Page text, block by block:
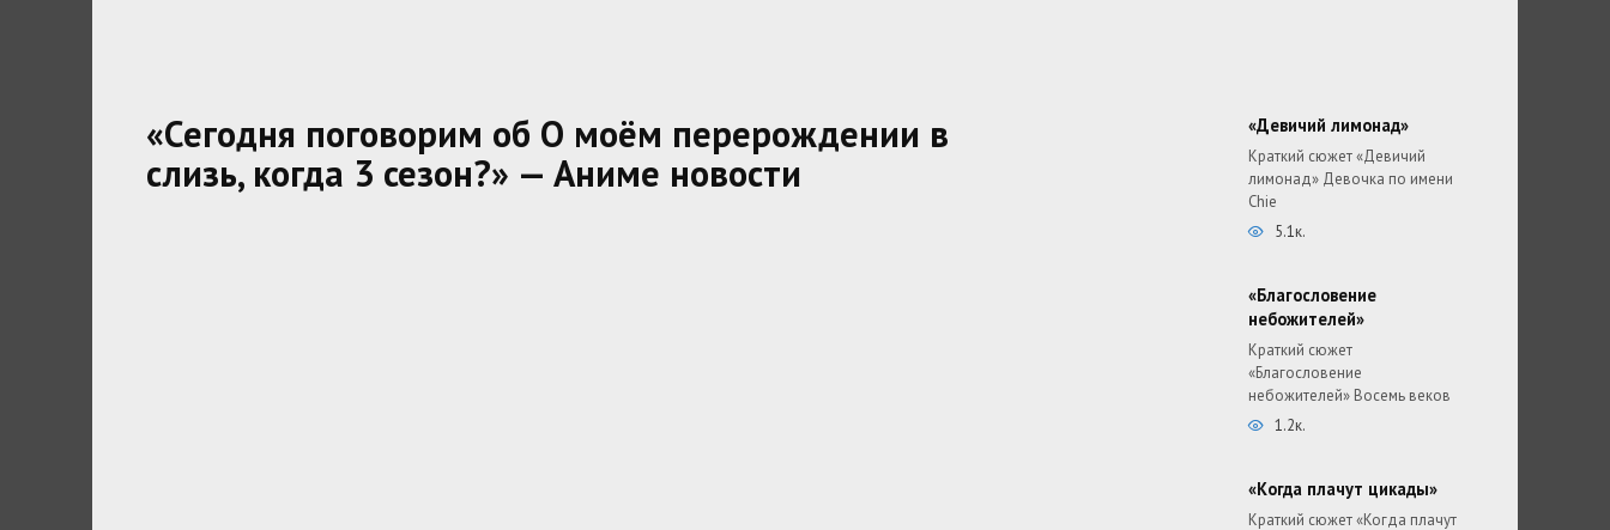
«Сегодня поговорим об О моём перерождении в
слизь, когда 3 сезон?» — Аниме новости
«Девичий лимонад»
Краткий сюжет «Девичий
лимонад» Девочка по имени
Chie
5.1к.
«Благословение
небожителей»
Краткий сюжет
«Благословение
небожителей» Восемь веков
1.2к.
«Когда плачут цикады»
Краткий сюжет «Когда плачут